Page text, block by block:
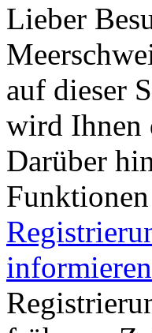
Lieber
auf dieser
wird Ihnen
Darüber